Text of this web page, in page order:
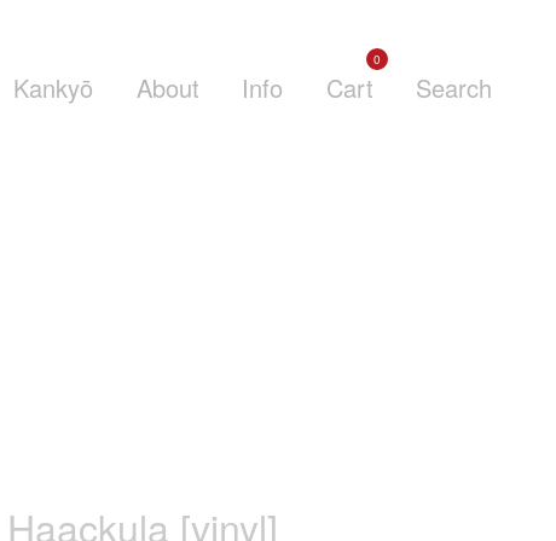
Kankyō About Info Cart
0
Search
Haackula [vinyl]